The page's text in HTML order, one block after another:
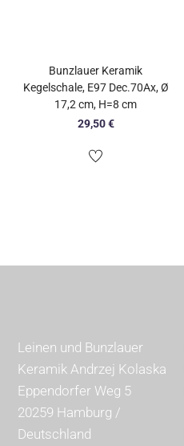
Bunzlauer Keramik
Kegelschale, E97 Dec.70Ax, Ø
17,2 cm, H=8 cm
29,50€
Leinen und Bunzlauer
Keramik Andrzej Kolaska
Eppendorfer Weg 5
20259 Hamburg /
Deutschland